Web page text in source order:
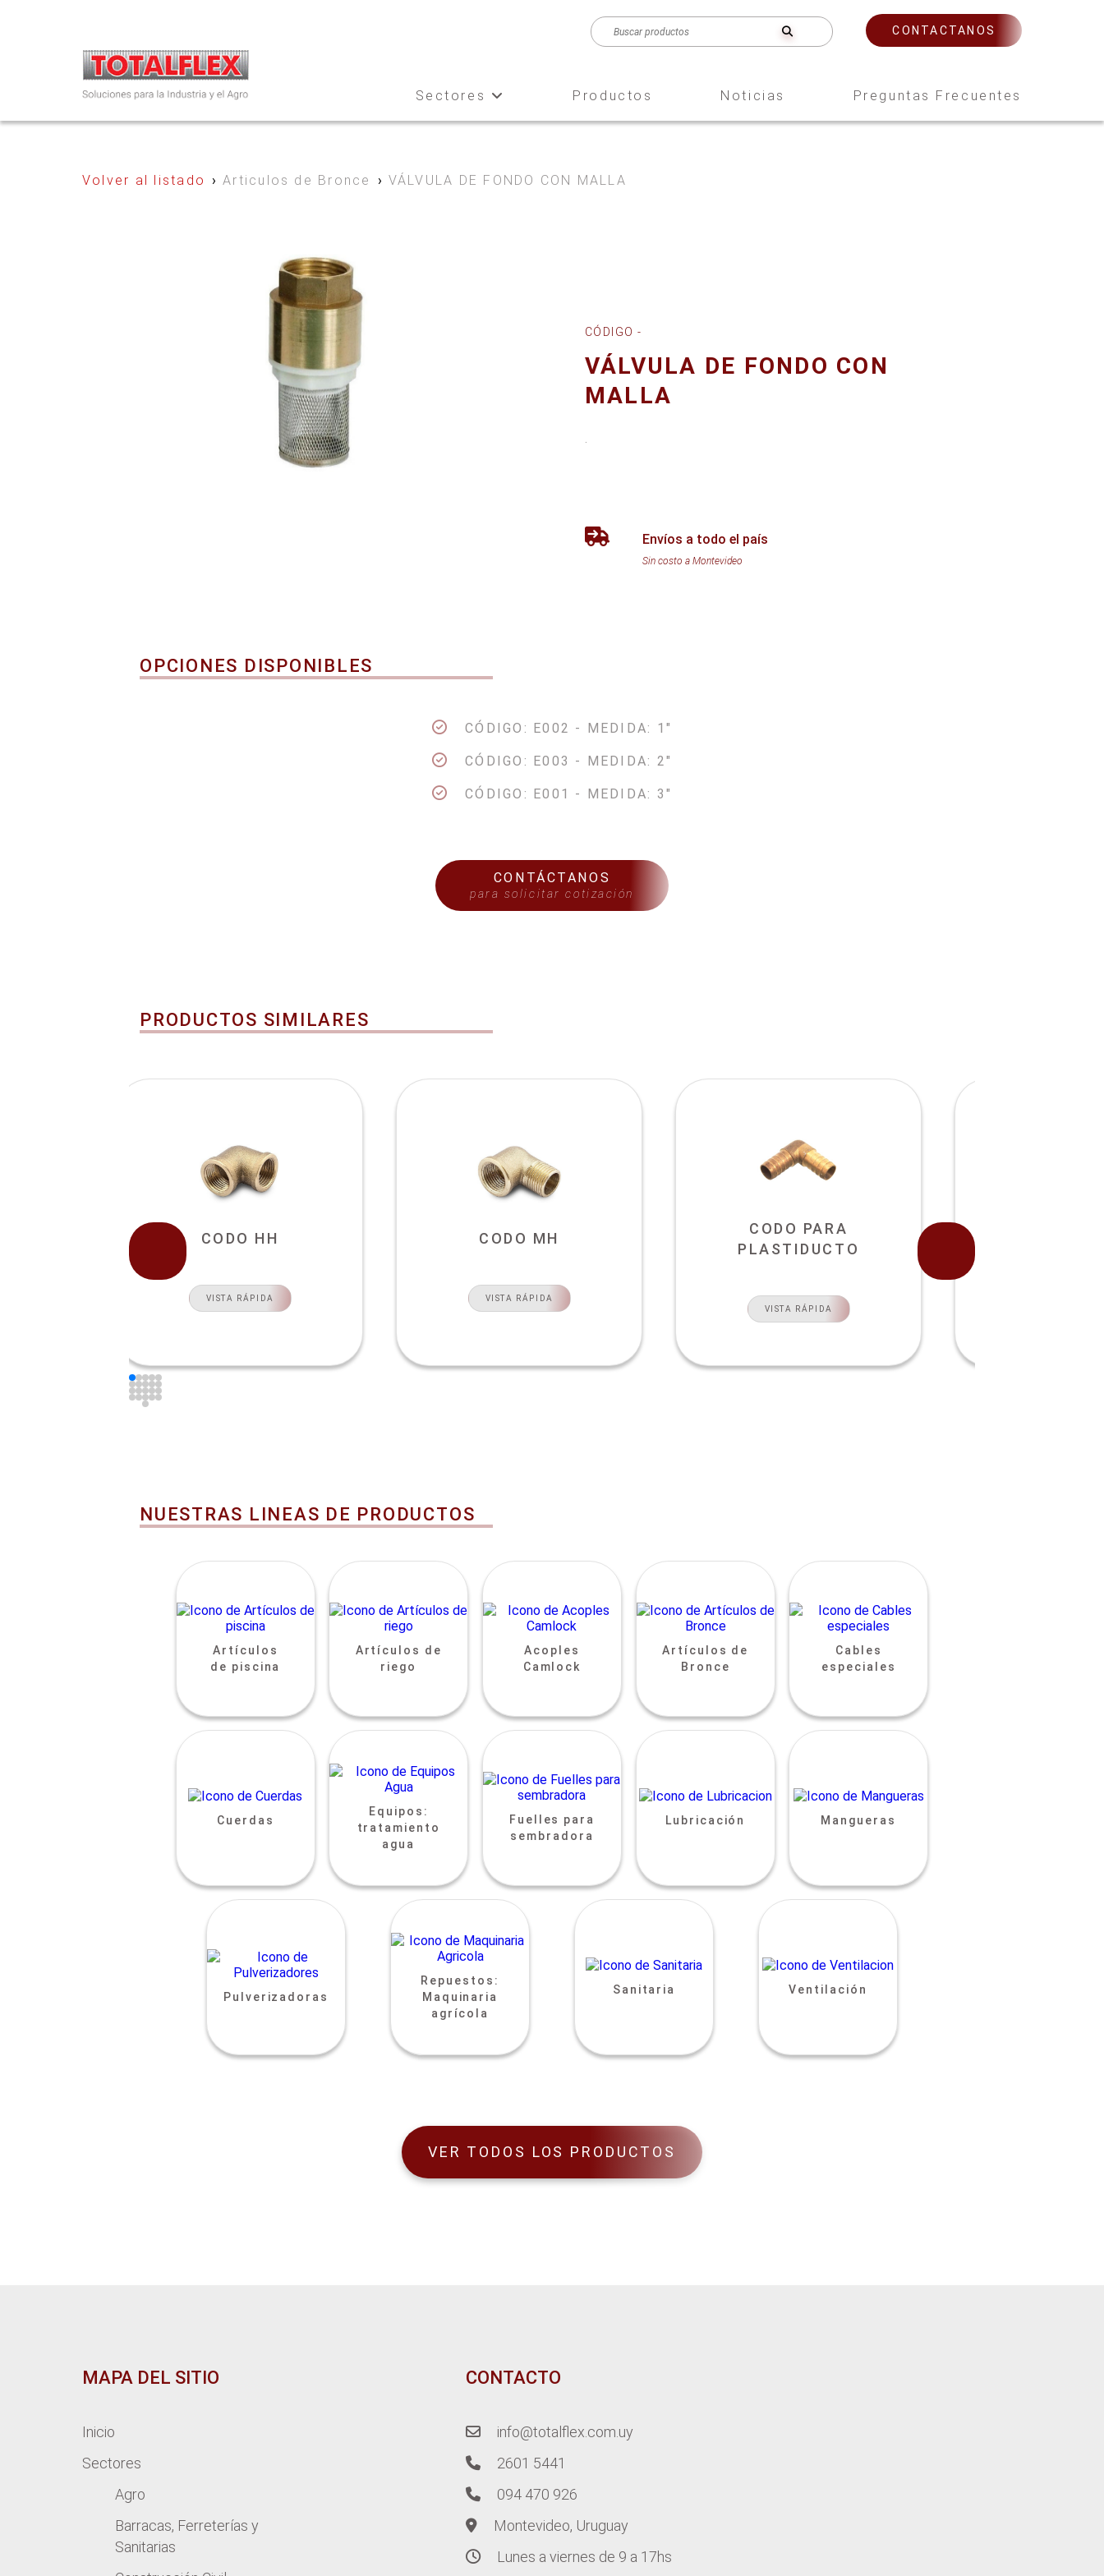
CONTACTANOS
Sectores Productos Noticias Preguntas Frecuentes
Volver al listado ›Articulos de Bronce › VÁLVULA DE FONDO CON MALLA
CÓDIGO -
VÁLVULA DE FONDO CON
MALLA
Envíos a todo el país
Sin costo a Montevideo
OPCIONES DISPONIBLES
CÓDIGO: E002 - MEDIDA: 1"
CÓDIGO: E003 - MEDIDA: 2"
CÓDIGO: E001 - MEDIDA: 3"
CONTÁCTANOS
para solicitar cotización
PRODUCTOS SIMILARES
CODO HH
VISTA RÁPIDA
CODO MH
VISTA RÁPIDA
CODO PARA
PLASTIDUCTO
VISTA RÁPIDA
NUESTRAS LINEAS DE PRODUCTOS
Artículos
de piscina
Artículos de
riego
Acoples
Camlock
Artículos de
Bronce
Cables
especiales
Cuerdas
Equipos:
tratamiento
agua
Fuelles para
sembradora
Lubricación Mangueras
Pulverizadoras
Repuestos:
Maquinaria
agrícola
Sanitaria Ventilación
VER TODOS LOS PRODUCTOS
MAPA DEL SITIO
Inicio
Sectores
Agro
Barracas, Ferreterías y
Sanitarias
CONTACTO
info@totalflex.com.uy
2601 5441
094 470 926
Montevideo, Uruguay
Lunes a viernes de 9 a 17hs